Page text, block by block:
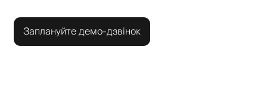
Заплануйте демо-дзвінок